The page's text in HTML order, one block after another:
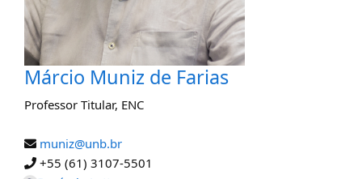
Márcio Muniz de Farias
Professor Titular, ENC
muniz@unb.br
+55 (61) 3107-5501